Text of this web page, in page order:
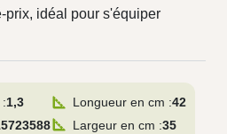
prix, idéal pour s'équiper
1,3
Longueur en cm :42
Largeur en cm :35